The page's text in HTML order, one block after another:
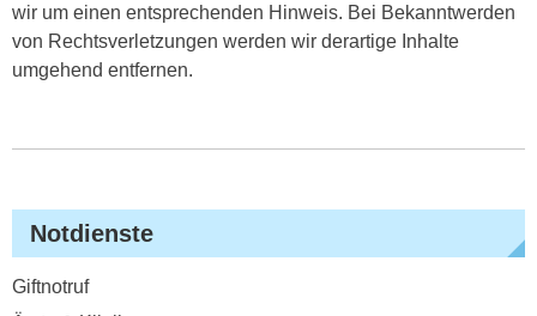
wir um einen entsprechenden Hinweis. Bei Bekanntwerden
von Rechtsverletzungen werden wir derartige Inhalte
umgehend entfernen.
Notdienste
Giftnotruf